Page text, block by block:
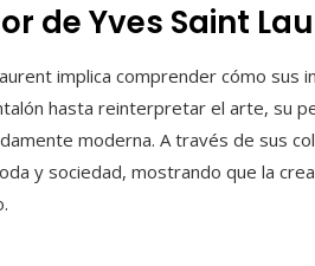
de Yves Saint
implica comprender cómo sus
hasta reinterpretar el arte, su
moderna. A través de sus
y sociedad, mostrando que la